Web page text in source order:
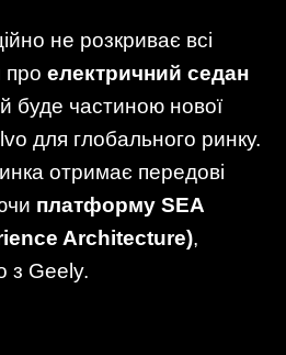
не розкриває всі
про електричний седан
буде частиною нової
для глобального ринку.
отримає передові
платформу SEA
Architecture),
з Geely.